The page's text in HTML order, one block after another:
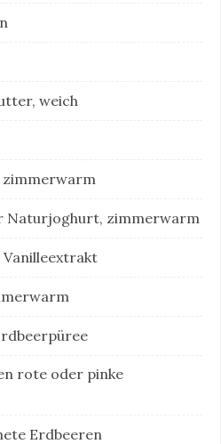
weich
Naturjoghurt, zimmerwarm
rote oder pinke
Erdbeeren